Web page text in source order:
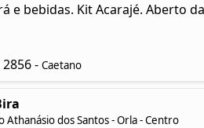
e bebidas. Kit Acarajé. Aberto
2856 - Caetano
Athanásio dos Santos - Orla - Centro